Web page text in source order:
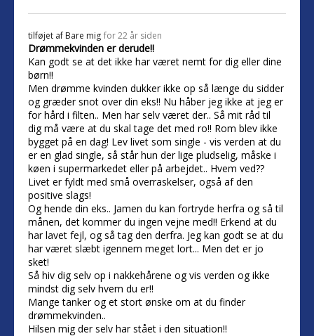
tilføjet af Bare mig for 22 år siden
Drømmekvinden er derude!!
Kan godt se at det ikke har været nemt for dig eller dine
børn!!
Men drømme kvinden dukker ikke op så længe du sidder
og græder snot over din eks!! Nu håber jeg ikke at jeg er
for hård i filten.. Men har selv været der.. Så mit råd til
dig må være at du skal tage det med ro!! Rom blev ikke
bygget på en dag! Lev livet som single - vis verden at du
er en glad single, så står hun der lige pludselig, måske i
køen i supermarkedet eller på arbejdet.. Hvem ved??
Livet er fyldt med små overraskelser, også af den
positive slags!
Og hende din eks.. Jamen du kan fortryde herfra og så til
månen, det kommer du ingen vejne med!! Erkend at du
har lavet fejl, og så tag den derfra. Jeg kan godt se at du
har været slæbt igennem meget lort... Men det er jo
sket!
Så hiv dig selv op i nakkehårene og vis verden og ikke
mindst dig selv hvem du er!!
Mange tanker og et stort ønske om at du finder
drømmekvinden..
Hilsen mig der selv har stået i den situation!!